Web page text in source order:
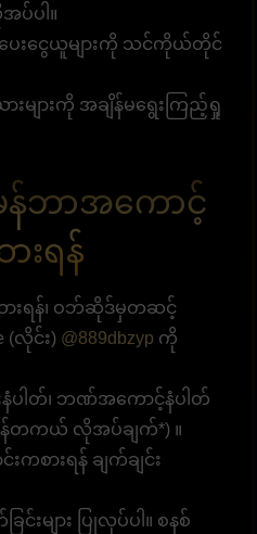
ပ်ပါ။
ေပေးငွေယူများကို သင်ကိုယ်တိုင်
းများကို အချိန်မရွေးကြည့်ရှု
န်ဘာအကောင့်
းရန်
းရန်၊ ဝဘ်ဆိုဒ်မှတဆင့်
(လိုင်း) @889dbzyp ကို
ပါတ်၊ ဘဏ်အကောင့်နံပါတ်
တကယ် လိုအပ်ချက်*) ။
းကစားရန် ချက်ချင်း
င်းများ ပြုလုပ်ပါ။ စနစ်